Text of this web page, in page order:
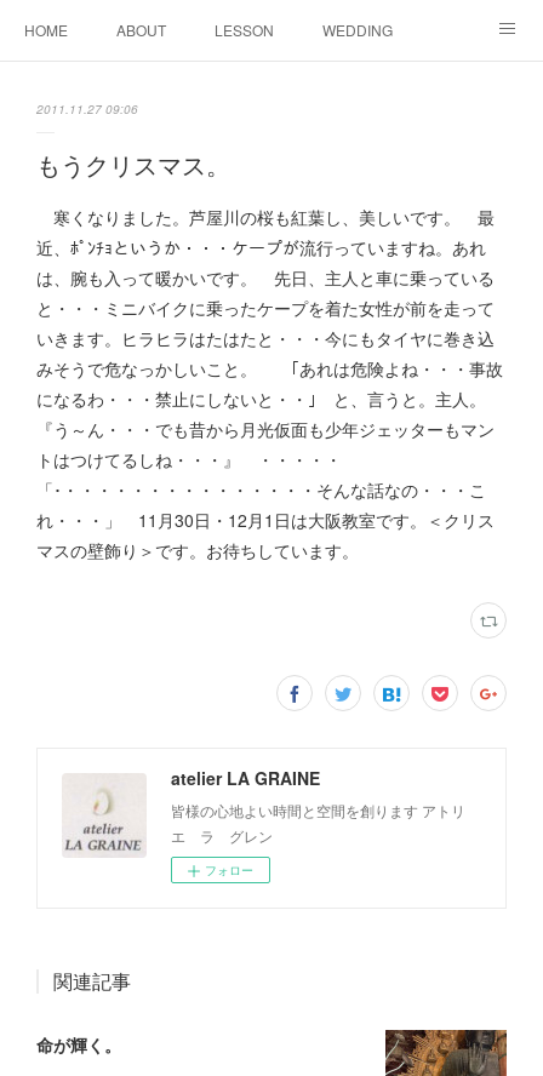
HOME ABOUT LESSON WEDDING
2011.11.27 09:06
もうクリスマス。
寒くなりました。芦屋川の桜も紅葉し、美しいです。 最
近、ﾎﾟﾝﾁｮというか・・・ケープが流行っていますね。あれ
は、腕も入って暖かいです。 先日、主人と車に乗っている
と・・・ミニバイクに乗ったケープを着た女性が前を走って
いきます。ヒラヒラはたはたと・・・今にもタイヤに巻き込
みそうで危なっかしいこと。 ｢あれは危険よね・・・事故
になるわ・・・禁止にしないと・・｣ と、言うと。主人。
『う～ん・・・でも昔から月光仮面も少年ジェッターもマン
トはつけてるしね・・・』 ・・・・・
「･・・・・・・・・・・・・・・・そんな話なの・・・こ
れ・・・」 11月30日・12月1日は大阪教室です。＜クリス
マスの壁飾り＞です。お待ちしています。
atelier LA GRAINE
皆様の心地よい時間と空間を創ります アトリ
エ ラ グレン
フォロー
関連記事
命が輝く。